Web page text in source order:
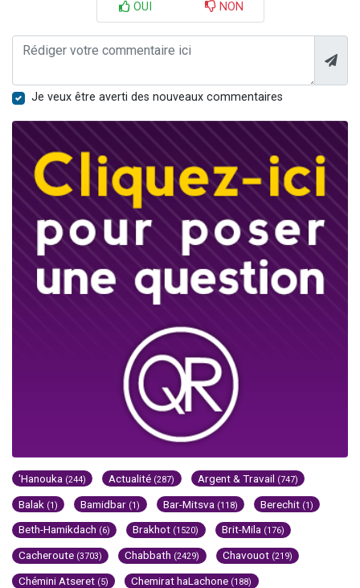
OUI NON
Je veux être averti des nouveaux commentaires
'Hanouka (244) Actualité (287) Argent & Travail (747)
Balak (1) Bamidbar (1) Bar-Mitsva (118) Berechit (1)
Beth-Hamikdach (6) Brakhot (1520) Brit-Mila (176)
Cacheroute (3703) Chabbath (2429) Chavouot (219)
Chémini Atseret (5) Chemirat haLachone (188)